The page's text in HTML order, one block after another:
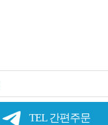
TEL 간편주문